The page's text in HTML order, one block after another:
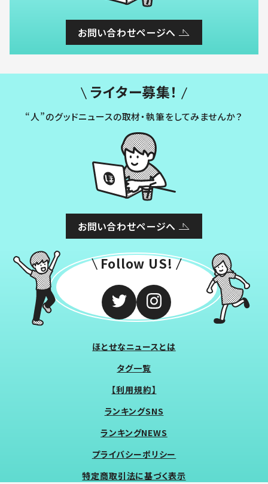
お問い合わせページへ
ライター募集！
“人”のグッドニュースの取材・執筆をしてみませんか？
お問い合わせページへ
Follow US!
ほとせなニュースとは
タグ一覧
【利用規約】
ランキングSNS
ランキングNEWS
プライバシーポリシー
特定商取引法に基づく表示